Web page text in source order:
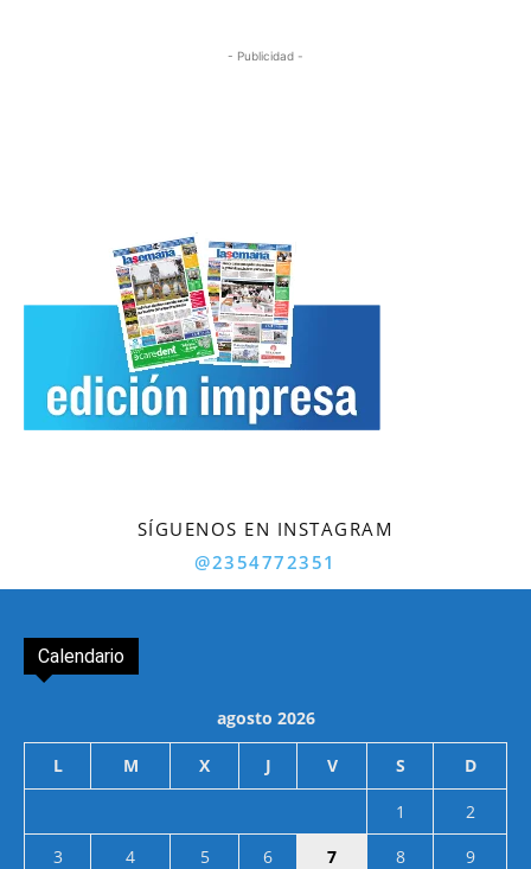
- Publicidad -
SÍGUENOS EN INSTAGRAM
@2354772351
Calendario
agosto 2026
L M X J V S D
1
2
3
4 5 6 7 8
9